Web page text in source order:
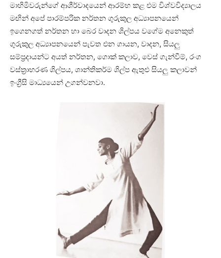
මාහිමිවරුන්ගේ ආශීර්වාදයෙන් ආරම්භ කළ එම විශ්වවිද්‍යාලය
මඟින් අපේ පාරම්පරික නර්තන ගුරුකුල අධ්‍යාපනයෙන්
ඉගෙනගත් නර්තන හා බෙර වාදන ශිල්පය වගේම අනෙකුත්
ගුරුකුල අධ්‍යාපනයෙන් පැවත එන ගායන, වාදන, සියලු
සම්ප්‍රදායන්ට අයත් නර්තන, ගොක් කලාව, වෙස් ගැන්වීම්, රංග
වස්ත්‍රාභරණ ශිල්පය, ශාන්තිකර්ම ශිල්ප ඇතුළු සියලු කලාවන්
ඉංග්‍රීසි මාධ්‍යයෙන් උගන්වනවා.